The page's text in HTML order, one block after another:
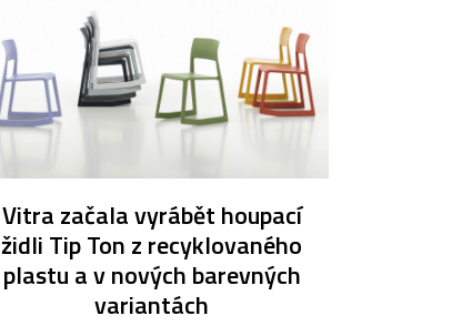
Vitra začala vyrábět houpací
židli Tip Ton z recyklovaného
plastu a v nových barevných
variantách